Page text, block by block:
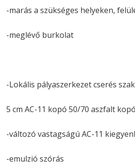
-marás a szükséges helyeken,
-meglévő burkolat
-Lokális pályaszerkezet cserés
5 cm AC-11 kopó 50/70 aszfalt
-változó vastagságú AC-11
-emulzió szórás